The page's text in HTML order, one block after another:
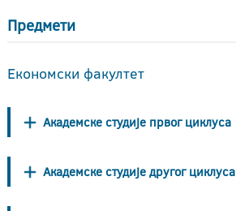
Предмети
Економски факултет
Академске студије првог циклуса
Академске студије другог циклуса